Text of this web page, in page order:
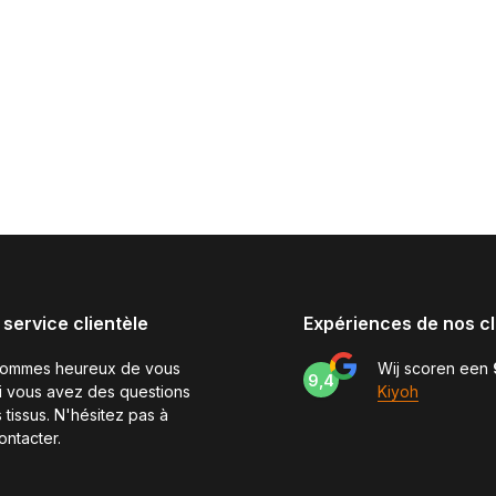
clientèle
heureux de vous
vous avez des questions
tissus. N'hésitez pas à
Expériences de nos
9,4
Wij scoren een
Kiyoh